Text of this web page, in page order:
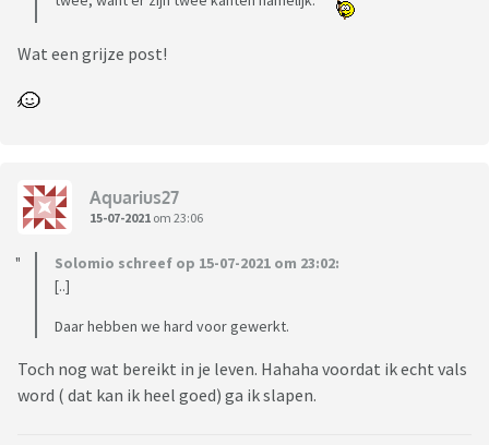
Wat een grijze post!
Aquarius27
15-07-2021 om 23:06
Solomio schreef op 15-07-2021 om 23:02:
[..]
Daar hebben we hard voor gewerkt.
Toch nog wat bereikt in je leven. Hahaha voordat ik echt vals
word ( dat kan ik heel goed) ga ik slapen.